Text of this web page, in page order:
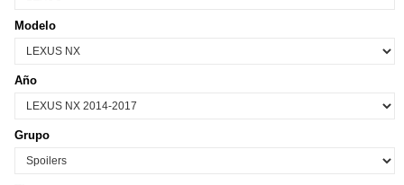
Modelo
Año
Grupo